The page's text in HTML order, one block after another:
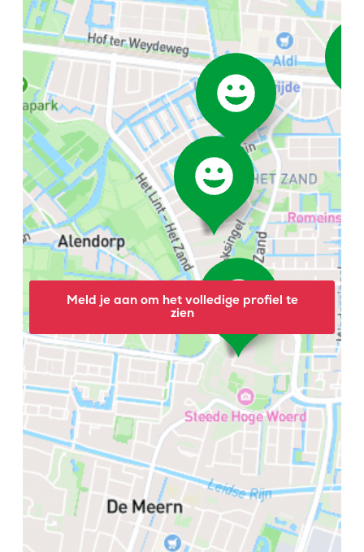
Meld je aan om het volledige profiel te
zien